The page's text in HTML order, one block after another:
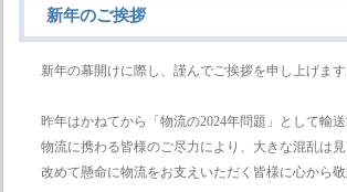
新年のご挨拶
新年の幕開けに際し、謹んでご挨拶を申し上げます
昨年はかねてから「物流の2024年問題」として輸
物流に携わる皆様のご尽力により、大きな混乱は見
改めて懸命に物流をお支えいただく皆様に心から敬